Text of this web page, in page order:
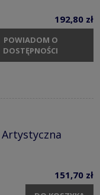
192,80 zł
POWIADOM O
DOSTĘPNOŚCI
Artystyczna
151,70 zł